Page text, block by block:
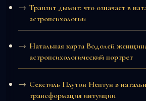
Транзит дымит: что означает в
астропсихологии
Натальная карта Водолей
астропсихологический портрет
Секстиль Плутон Нептун в
трансформация интуиции